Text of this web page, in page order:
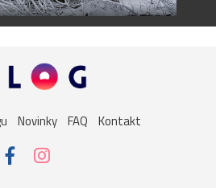
Novinky FAQ Kontakt